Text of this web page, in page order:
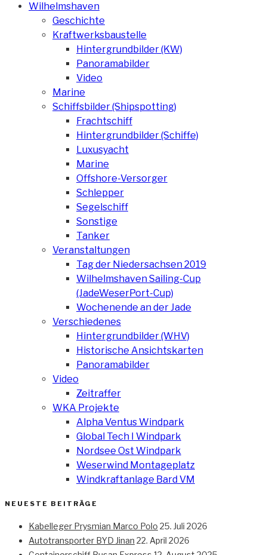
Wilhelmshaven
Geschichte
Kraftwerksbaustelle
Hintergrundbilder (KW)
Panoramabilder
Video
Marine
Schiffsbilder (Shipspotting)
Frachtschiff
Hintergrundbilder (Schiffe)
Luxusyacht
Marine
Offshore-Versorger
Schlepper
Segelschiff
Sonstige
Tanker
Veranstaltungen
Tag der Niedersachsen 2019
Wilhelmshaven Sailing-Cup
(JadeWeserPort-Cup)
Wochenende an der Jade
Verschiedenes
Hintergrundbilder (WHV)
Historische Ansichtskarten
Panoramabilder
Video
Zeitraffer
WKA Projekte
Alpha Ventus Windpark
Global Tech I Windpark
Nordsee Ost Windpark
Weserwind Montageplatz
Windkraftanlage Bard VM
NEUESTE BEITRÄGE
Kabelleger Prysmian Marco Polo 25. Juli 2026
Autotransporter BYD Jinan 22. April 2026